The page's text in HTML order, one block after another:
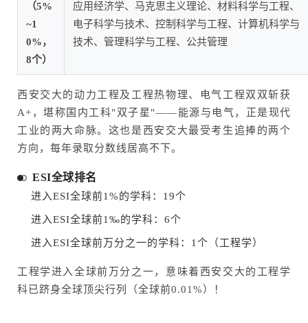
（5%
~1
0%，
8个）
应用经济学、马克思主义理论、材料科学与工程、
电子科学与技术、控制科学与工程、计算机科学与
技术、管理科学与工程、公共管理
西安交大的动力工程及工程热物理、电气工程双双斩获
A+，堪称国内工科"双子星"——能源与电气，正是现代
工业的两大命脉。这也是西安交大最受考生追捧的两个
方向，每年录取分数线居高不下。
ESI全球排名
进入ESI全球前1%的学科：19个
进入ESI全球前1‰的学科：6个
进入ESI全球前万分之一的学科：1个（工程学）
工程学进入全球前万分之一，意味着西安交大的工程学
科已跻身全球顶尖行列（全球前0.01%）！